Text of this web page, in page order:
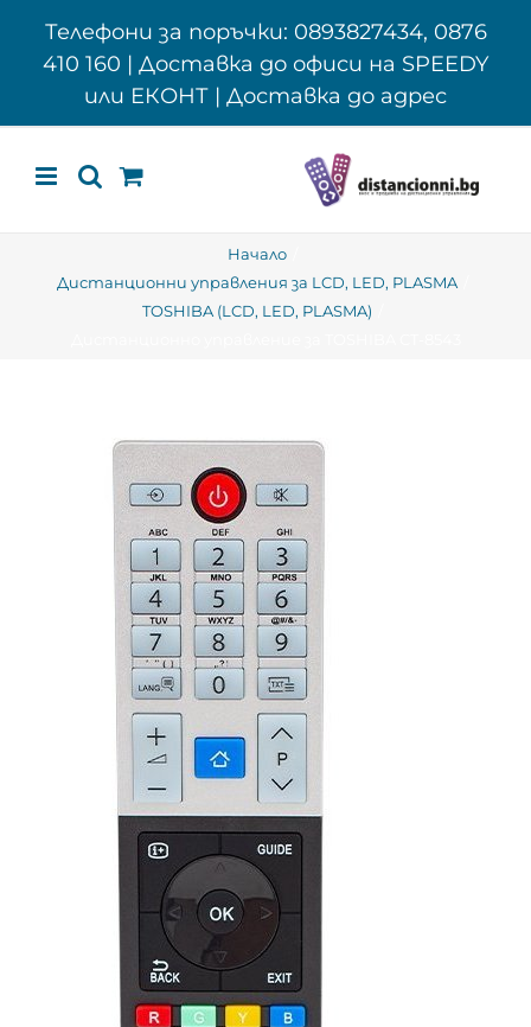
Телефони за поръчки: 0893827434, 0876
410 160 | Доставка до офиси на SPEEDY
или ЕКОНТ | Доставка до адрес
Начало
Дистанционни управления за LCD, LED, PLASMA
TOSHIBA (LCD, LED, PLASMA)